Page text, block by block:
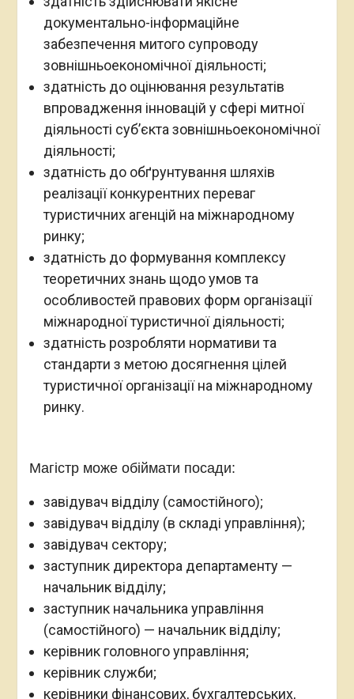
документально-інформаційне
забезпечення митого супроводу
зовнішньоекономічної діяльності;
здатність до оцінювання результатів
впровадження інновацій у сфері митної
діяльності суб’єкта зовнішньоекономічної
діяльності;
здатність до обґрунтування шляхів
реалізації конкурентних переваг
туристичних агенцій на міжнародному
ринку;
здатність до формування комплексу
теоретичних знань щодо умов та
особливостей правових форм організації
міжнародної туристичної діяльності;
здатність розробляти нормативи та
стандарти з метою досягнення цілей
туристичної організації на міжнародному
ринку.
Магістр може обіймати посади:
завідувач відділу (самостійного);
завідувач відділу (в складі управління);
завідувач сектору;
заступник директора департаменту —
начальник відділу;
заступник начальника управління
(самостійного) — начальник відділу;
керівник головного управління;
керівник служби;
керівники фінансових, бухгалтерських,